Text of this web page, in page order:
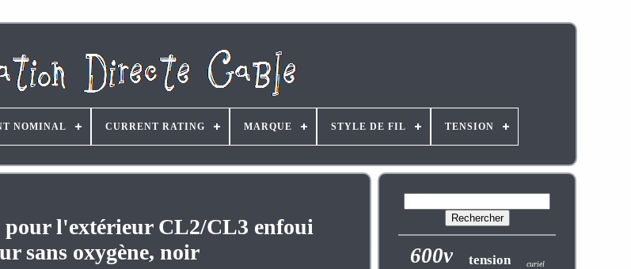
NOMINAL CURRENT RATING MARQUE STYLE DE FIL TENSION
pour l'extérieur CL2/CL3 enfoui
sans oxygène, noir
600v tension curiel